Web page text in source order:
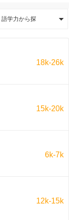

語学力から探
18k-26k
15k-20k
6k-7k
12k-15k